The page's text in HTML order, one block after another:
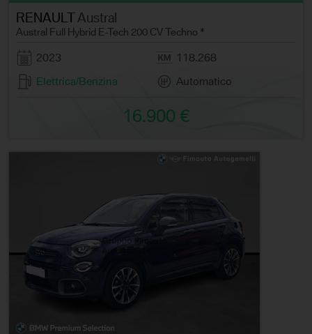
RENAULTAustral
Austral Full Hybrid E-Tech 200 CV Techno *
2023
118.268
Elettrica/Benzina
Automatico
16.900 €